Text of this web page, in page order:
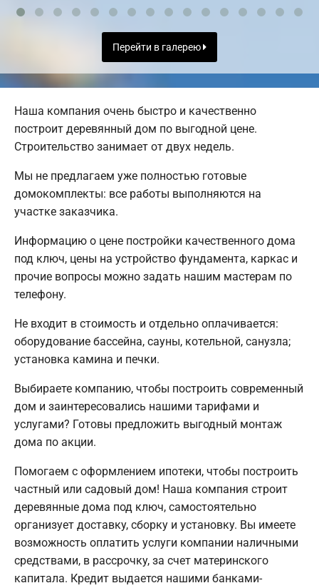
Перейти в галерею
Наша компания очень быстро и качественно
построит деревянный дом по выгодной цене.
Строительство занимает от двух недель.
Мы не предлагаем уже полностью готовые
домокомплекты: все работы выполняются на
участке заказчика.
Информацию о цене постройки качественного дома
под ключ, цены на устройство фундамента, каркас и
прочие вопросы можно задать нашим мастерам по
телефону.
Не входит в стоимость и отдельно оплачивается:
оборудование бассейна, сауны, котельной, санузла;
установка камина и печки.
Выбираете компанию, чтобы построить современный
дом и заинтересовались нашими тарифами и
услугами? Готовы предложить выгодный монтаж
дома по акции.
Помогаем с оформлением ипотеки, чтобы построить
частный или садовый дом! Наша компания строит
деревянные дома под ключ, самостоятельно
организует доставку, сборку и установку. Вы имеете
возможность оплатить услуги компании наличными
средствами, в рассрочку, за счет материнского
капитала. Кредит выдается нашими банками-